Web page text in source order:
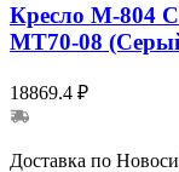
Кресло М-804
МТ70-08
18869.4 ₽
Доставка по